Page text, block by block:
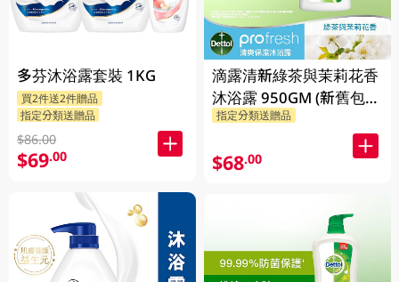
多芬沐浴露套裝 1KG
買2件送2件贈品
指定分類送贈品
$86.00
$69.00
滴露清新綠茶與茉莉花香
沐浴露 950GM (新舊包裝
隨機發貨)
指定分類送贈品
$68.00